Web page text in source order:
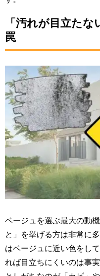
「汚れが目立た
罠
ベージュを選ぶ最大の動
と」を挙げる方は非常に
はベージュに近い色をし
れば目立ちにくいのは事